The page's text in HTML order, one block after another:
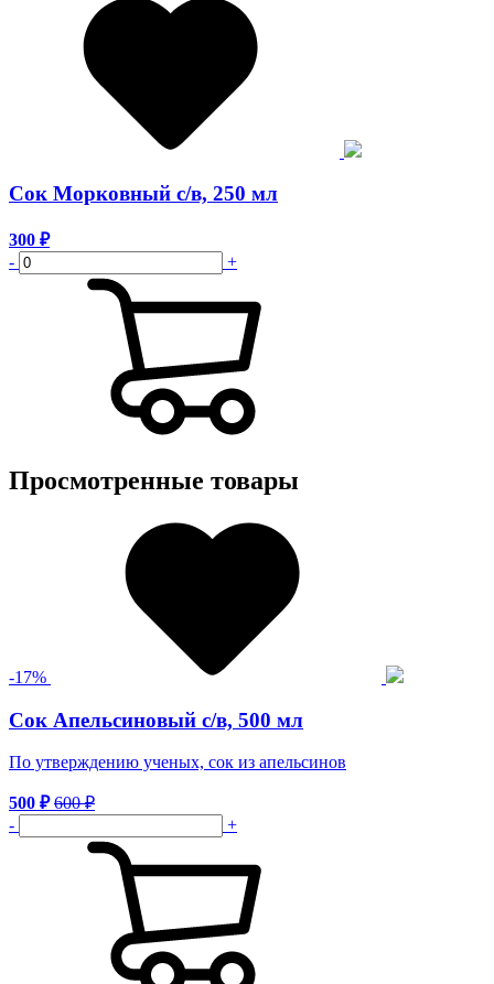
Сок Морковный с/в, 250 мл
300 ₽
-
+
Просмотренные товары
-17%
Сок Апельсиновый с/в, 500 мл
По утверждению ученых, сок из апельсинов
500 ₽ 600₽
-
+